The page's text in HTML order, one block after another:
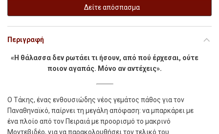
Δείτε απόσπασμα
Περιγραφή
«Η θάλασσα δεν ρωτάει τι ήσουν, από πού έρχεσαι, ούτε
ποιον αγαπάς. Μόνο αν αντέχεις».
Ο Τάκης, ένας ενθουσιώδης νέος γεµάτος πάθος για τον
Παναθηναϊκό, παίρνει τη µεγάλη απόφαση: να µπαρκάρει µε
ένα πλοίο από τον Πειραιά µε προορισµό το µακρινό
Μοντεβιδέο, για να παρακολουθήσει τον τελικό του